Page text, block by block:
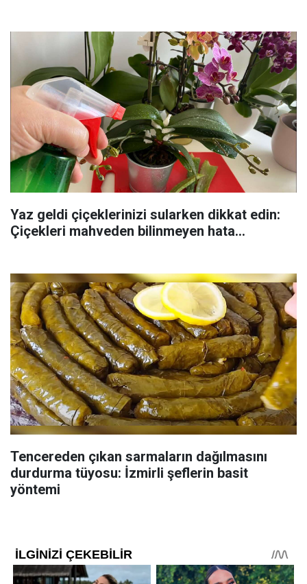
Yaz geldi çiçeklerinizi sularken dikkat edin:
Çiçekleri mahveden bilinmeyen hata...
Tencereden çıkan sarmaların dağılmasını
durdurma tüyosu: İzmirli şeflerin basit
yöntemi